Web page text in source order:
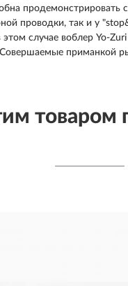
продемонстрировать
проводки, так и у
случае воблер Yo-
приманкой
товаром